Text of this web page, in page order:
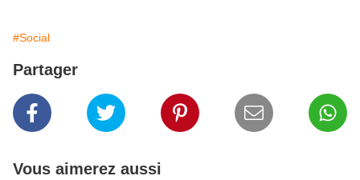
#Social
Partager
Vous aimerez aussi